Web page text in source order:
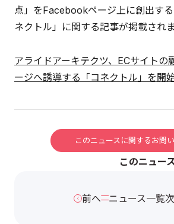
点」をFacebookページ上に創出す
ネクトル」に関する記事が掲載されま
アライドアーキテクツ、ECサイト
ージへ誘導する「コネクトル」を開
このニュースに関するお問
このニュー
前へ ニュース一覧